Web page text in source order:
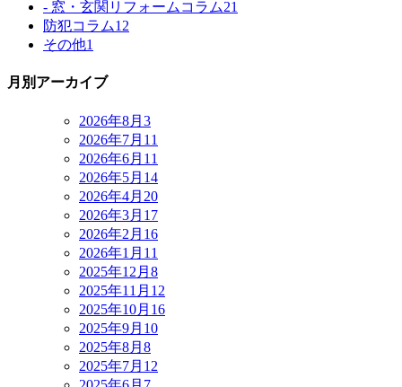
- 窓・玄関リフォームコラム21
防犯コラム12
その他1
月別アーカイブ
2026年8月 3
2026年7月 11
2026年6月 11
2026年5月 14
2026年4月 20
2026年3月 17
2026年2月 16
2026年1月 11
2025年12月 8
2025年11月 12
2025年10月 16
2025年9月 10
2025年8月 8
2025年7月 12